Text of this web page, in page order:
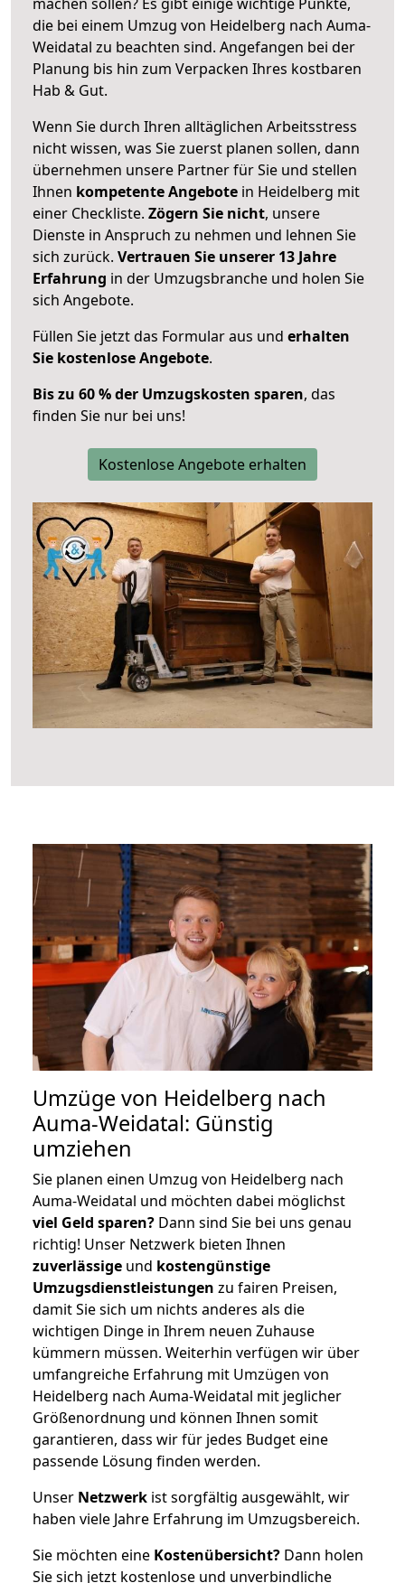
die bei einem Umzug von Heidelberg nach Auma-
Weidatal zu beachten sind. Angefangen bei der
Planung bis hin zum Verpacken Ihres kostbaren
Hab & Gut.
Wenn Sie durch Ihren alltäglichen Arbeitsstress
nicht wissen, was Sie zuerst planen sollen, dann
übernehmen unsere Partner für Sie und stellen
Ihnen kompetente Angebote in Heidelberg mit
einer Checkliste. Zögern Sie nicht, unsere
Dienste in Anspruch zu nehmen und lehnen Sie
sich zurück. Vertrauen Sie unserer 13 Jahre
Erfahrung in der Umzugsbranche und holen Sie
sich Angebote.
Füllen Sie jetzt das Formular aus und erhalten
Sie kostenlose Angebote.
Bis zu 60 % der Umzugskosten sparen, das
finden Sie nur bei uns!
Kostenlose Angebote erhalten
Umzüge von Heidelberg nach
Auma-Weidatal: Günstig
umziehen
Sie planen einen Umzug von Heidelberg nach
Auma-Weidatal und möchten dabei möglichst
viel Geld sparen? Dann sind Sie bei uns genau
richtig! Unser Netzwerk bieten Ihnen
zuverlässige und kostengünstige
Umzugsdienstleistungen zu fairen Preisen,
damit Sie sich um nichts anderes als die
wichtigen Dinge in Ihrem neuen Zuhause
kümmern müssen. Weiterhin verfügen wir über
umfangreiche Erfahrung mit Umzügen von
Heidelberg nach Auma-Weidatal mit jeglicher
Größenordnung und können Ihnen somit
garantieren, dass wir für jedes Budget eine
passende Lösung finden werden.
Unser Netzwerk ist sorgfältig ausgewählt, wir
haben viele Jahre Erfahrung im Umzugsbereich.
Sie möchten eine Kostenübersicht? Dann holen
Sie sich jetzt kostenlose und unverbindliche